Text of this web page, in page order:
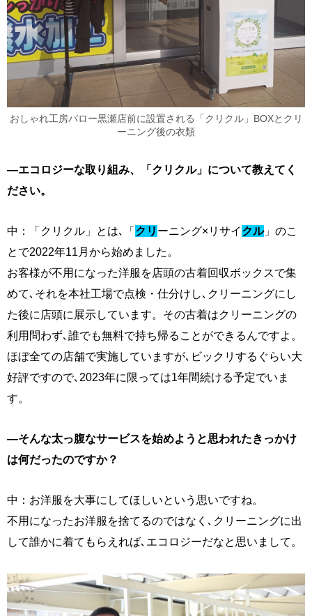
おしゃれ工房バロー黒瀬店前に設置される「クリクル」BOXとクリ
ーニング後の衣類
―エコロジーな取り組み、「クリクル」について教えてく
ださい。
中：「クリクル」とは､「 クリ ーニング×リサイ クル」のこ
とで2022年11月から始めました。
お客様が不用になった洋服を店頭の古着回収ボックスで集
めて､それを本社工場で点検・仕分けし､クリーニングにし
た後に店頭に展示しています。その古着はクリーニングの
利用問わず､誰でも無料で持ち帰ることができるんですよ。
ほぼ全ての店舗で実施していますが､ビックリするぐらい大
好評ですので､2023年に限っては1年間続ける予定でいま
す。
―そんな太っ腹なサービスを始めようと思われたきっかけ
は何だったのですか？
中：お洋服を大事にしてほしいという思いですね。
不用になったお洋服を捨てるのではなく､クリーニングに出
して誰かに着てもらえれば､エコロジーだなと思いまして。